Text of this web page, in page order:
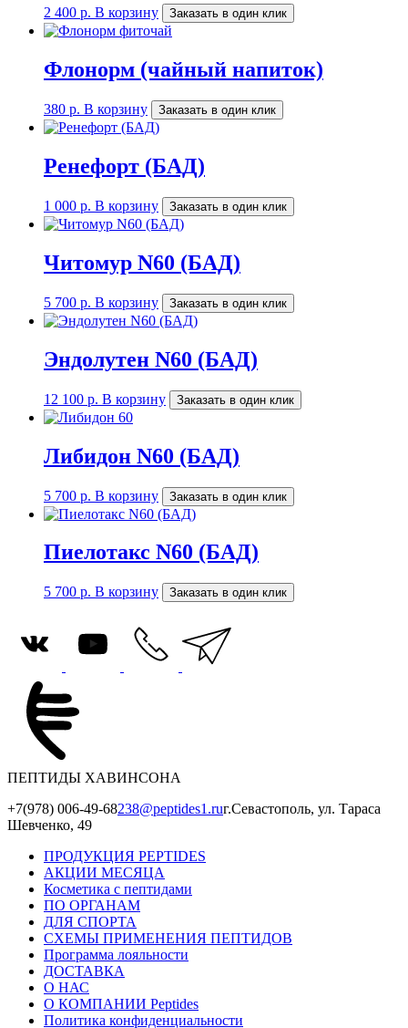
2 400 р. В корзину Заказать в один клик
Флонорм (чайный напиток)
380 р. В корзину Заказать в один клик
Ренефорт (БАД)
1 000 р. В корзину Заказать в один клик
Читомур N60 (БАД)
5 700 р. В корзину Заказать в один клик
Эндолутен N60 (БАД)
12 100 р. В корзину Заказать в один клик
Либидон N60 (БАД)
5 700 р. В корзину Заказать в один клик
Пиелотакс N60 (БАД)
5 700 р. В корзину Заказать в один клик
ПЕПТИДЫ ХАВИНСОНА
+7(978) 006-49-68238@peptides1.ruг.Севастополь, ул. Тараса
Шевченко, 49
ПРОДУКЦИЯ PEPTIDES
АКЦИИ МЕСЯЦА
Косметика с пептидами
ПО ОРГАНАМ
ДЛЯ СПОРТА
СХЕМЫ ПРИМЕНЕНИЯ ПЕПТИДОВ
Программа лояльности
ДОСТАВКА
О НАС
О КОМПАНИИ Peptides
Политика конфиденциальности